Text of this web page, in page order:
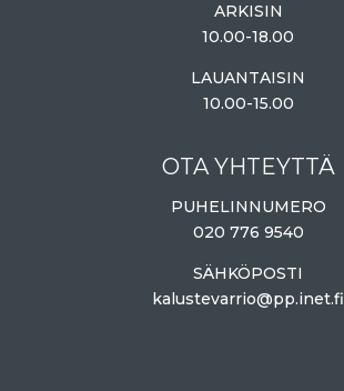
ARKISIN
10.00-18.00
LAUANTAISIN
10.00-15.00
OTA YHTEYTTÄ
PUHELINNUMERO
020 776 9540
SÄHKÖPOSTI
kalustevarrio@pp.inet.fi